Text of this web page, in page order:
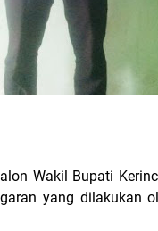
Wakil Bupati
yang dilakukan